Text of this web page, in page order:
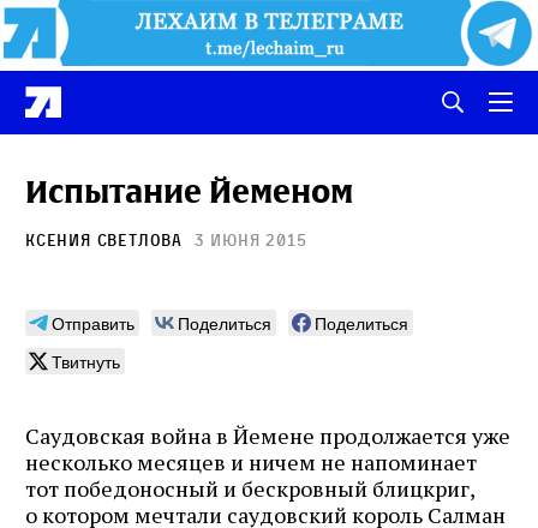
Испытание Йеменом
Ксения Светлова 3 июня 2015
Отправить Поделиться
Поделиться
Твитнуть
Саудовская война в Йемене продолжается уже
несколько месяцев и ничем не напоминает
тот победоносный и бескровный блицкриг,
о котором мечтали саудовский король Салман